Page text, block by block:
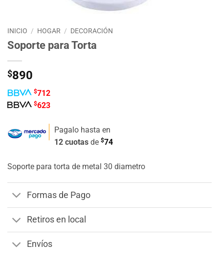
INICIO / HOGAR / DECORACIÓN
Soporte para Torta
$890
$712
$623
Pagalo hasta en
12 cuotas de $74
Soporte para torta de metal 30 diametro
Formas de Pago
Retiros en local
Envíos